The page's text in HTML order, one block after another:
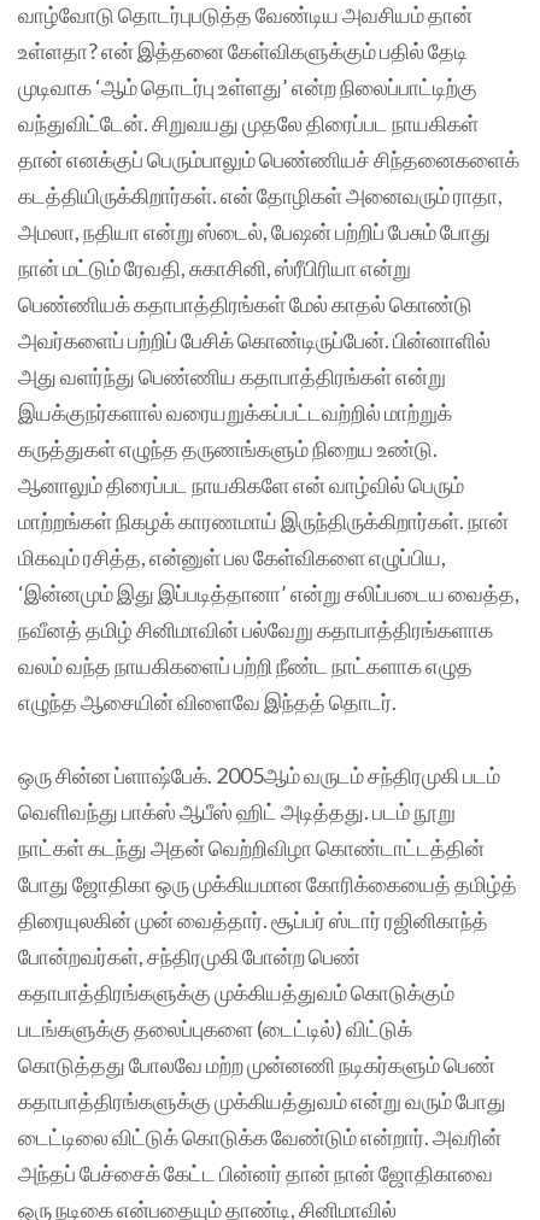
வாழ்வோடு தொடர்புபடுத்த வேண்டிய அவசியம் தான்
உள்ளதா? என் இத்தனை கேள்விகளுக்கும் பதில் தேடி
முடிவாக ‘ஆம் தொடர்பு உள்ளது’ என்ற நிலைப்பாட்டிற்கு
வந்துவிட்டேன். சிறுவயது முதலே திரைப்பட நாயகிகள்
தான் எனக்குப் பெரும்பாலும் பெண்ணியச் சிந்தனைகளைக்
கடத்தியிருக்கிறார்கள். என் தோழிகள் அனைவரும் ராதா,
அமலா, நதியா என்று ஸ்டைல், பேஷன் பற்றிப் பேசும் போது
நான் மட்டும் ரேவதி, சுகாசினி, ஸ்ரீபிரியா என்று
பெண்ணியக் கதாபாத்திரங்கள் மேல் காதல் கொண்டு
அவர்களைப் பற்றிப் பேசிக் கொண்டிருப்பேன். பின்னாளில்
அது வளர்ந்து பெண்ணிய கதாபாத்திரங்கள் என்று
இயக்குநர்களால் வரையறுக்கப்பட்டவற்றில் மாற்றுக்
கருத்துகள் எழுந்த தருணங்களும் நிறைய உண்டு.
ஆனாலும் திரைப்பட நாயகிகளே என் வாழ்வில் பெரும்
மாற்றங்கள் நிகழக் காரணமாய் இருந்திருக்கிறார்கள். நான்
மிகவும் ரசித்த, என்னுள் பல கேள்விகளை எழுப்பிய,
‘இன்னமும் இது இப்படித்தானா’ என்று சலிப்படைய வைத்த,
நவீனத் தமிழ் சினிமாவின் பல்வேறு கதாபாத்திரங்களாக
வலம் வந்த நாயகிகளைப் பற்றி நீண்ட நாட்களாக எழுத
எழுந்த ஆசையின் விளைவே இந்தத் தொடர்.
ஒரு சின்ன ப்ளாஷ்பேக். 2005ஆம் வருடம் சந்திரமுகி படம்
வெளிவந்து பாக்ஸ் ஆபீஸ் ஹிட் அடித்தது. படம் நூறு
நாட்கள் கடந்து அதன் வெற்றிவிழா கொண்டாட்டத்தின்
போது ஜோதிகா ஒரு முக்கியமான கோரிக்கையைத் தமிழ்த்
திரையுலகின் முன் வைத்தார். சூப்பர் ஸ்டார் ரஜினிகாந்த்
போன்றவர்கள், சந்திரமுகி போன்ற பெண்
கதாபாத்திரங்களுக்கு முக்கியத்துவம் கொடுக்கும்
படங்களுக்கு தலைப்புகளை (டைட்டில்) விட்டுக்
கொடுத்தது போலவே மற்ற முன்னணி நடிகர்களும் பெண்
கதாபாத்திரங்களுக்கு முக்கியத்துவம் என்று வரும் போது
டைட்டிலை விட்டுக் கொடுக்க வேண்டும் என்றார். அவரின்
அந்தப் பேச்சைக் கேட்ட பின்னர் தான் நான் ஜோதிகாவை
ஒரு நடிகை என்பதையும் தாண்டி, சினிமாவில்